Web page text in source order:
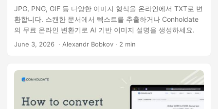
JPG, PNG, GIF 등 다양한 이미지 형식을 온라인에서 TXT로 변
환합니다. 스캔한 문서에서 텍스트를 추출하거나 Conholdate
의 무료 온라인 변환기로 AI 기반 이미지 설명을 생성하세요.
June 3, 2026 ‎ · Alexandr Bobkov · 2 min